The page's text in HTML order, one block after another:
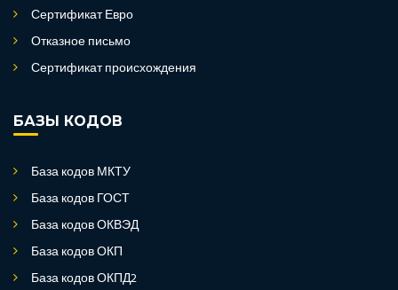
Сертификат Евро
Отказное письмо
Сертификат происхождения
БАЗЫ КОДОВ
База кодов МКТУ
База кодов ГОСТ
База кодов ОКВЭД
База кодов ОКП
База кодов ОКПД2